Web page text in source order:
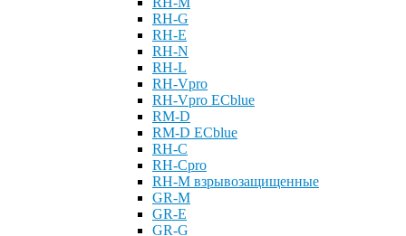
RH-G
RH-E
RH-N
RH-L
RH-Vpro
RH-Vpro ECblue
RM-D
RM-D ECblue
RH-C
RH-Cpro
RH-M взрывозащищенные
GR-M
GR-E
GR-G